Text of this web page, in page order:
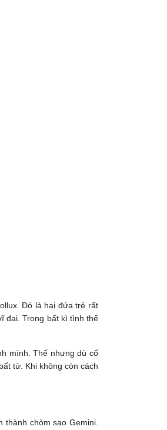
Đó là hai đứa trẻ rất
đại. Trong bất kì tình thế
mình. Thế nhưng dù cố
tử. Khi không còn cách
chòm sao Gemini.